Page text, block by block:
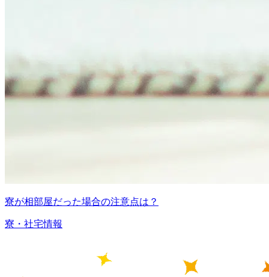
寮が相部屋だった場合の注意点は？
寮・社宅情報